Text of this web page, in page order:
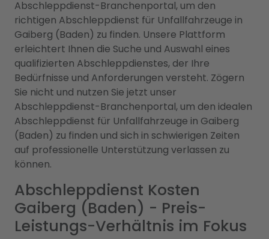
Abschleppdienst-Branchenportal, um den
richtigen Abschleppdienst für Unfallfahrzeuge in
Gaiberg (Baden) zu finden. Unsere Plattform
erleichtert Ihnen die Suche und Auswahl eines
qualifizierten Abschleppdienstes, der Ihre
Bedürfnisse und Anforderungen versteht. Zögern
Sie nicht und nutzen Sie jetzt unser
Abschleppdienst-Branchenportal, um den idealen
Abschleppdienst für Unfallfahrzeuge in Gaiberg
(Baden) zu finden und sich in schwierigen Zeiten
auf professionelle Unterstützung verlassen zu
können.
Abschleppdienst Kosten
Gaiberg (Baden) - Preis-
Leistungs-Verhältnis im Fokus